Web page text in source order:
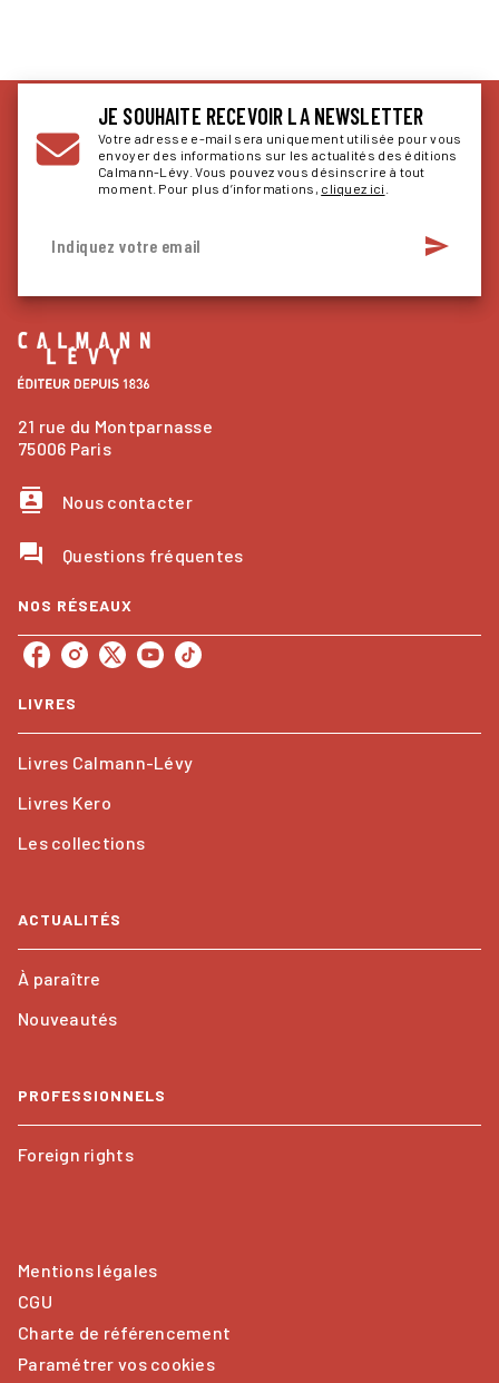
JE SOUHAITE RECEVOIR LA NEWSLETTER
Votre adresse e-mail sera uniquement utilisée pour vous
envoyer des informations sur les actualités des éditions
Calmann-Lévy. Vous pouvez vous désinscrire à tout
moment. Pour plus d’informations, cliquez ici
Indiquez votre email send
21 rue du Montparnasse
75006 Paris
contacts Nous contacter
question_answer Questions fréquentes
NOS RÉSEAUX
LIVRES
Livres Calmann-Lévy
Livres Kero
Les collections
ACTUALITÉS
À paraître
Nouveautés
PROFESSIONNELS
Foreign rights
Mentions légales
CGU
Charte de référencement
Paramétrer vos cookies